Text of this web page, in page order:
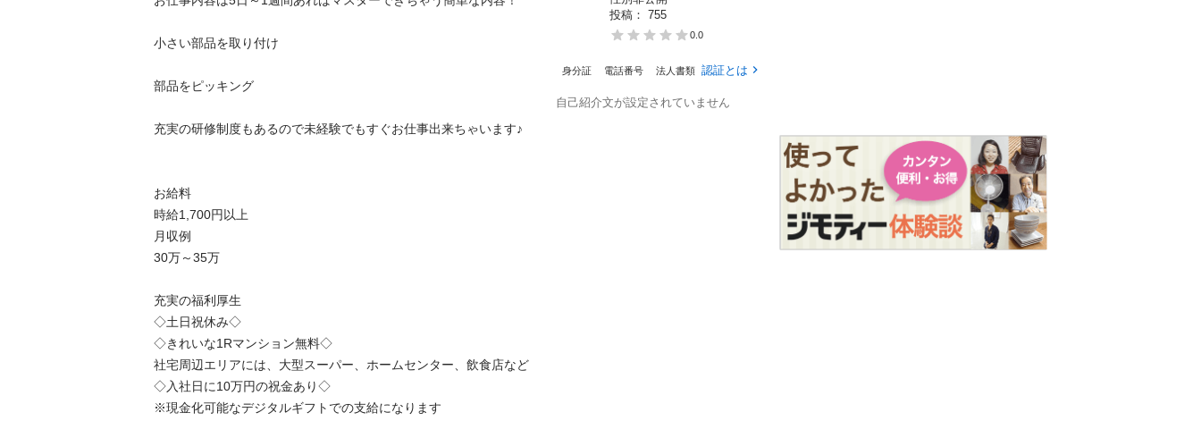
小さい部品を取り付け
部品をピッキング
充実の研修制度もあるので未経験でもすぐお仕事出来ちゃいます♪
お給料
時給1,700円以上
月収例
30万～35万
充実の福利厚生
◇土日祝休み◇
◇きれいな1Rマンション無料◇
社宅周辺エリアには、大型スーパー、ホームセンター、飲食店など
◇入社日に10万円の祝金あり◇
※現金化可能なデジタルギフトでの支給になります
投稿： 755
0.0
身分証 電話番号 法人書類 認証とは
自己紹介文が設定されていません